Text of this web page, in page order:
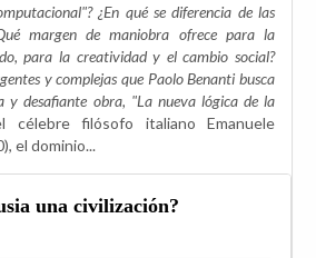
¿En qué se diferencia de las
margen de maniobra ofrece para la
para la creatividad y el cambio social?
y complejas que Paolo Benanti busca
y desafiante obra, "La nueva lógica de la
célebre filósofo italiano Emanuele
el dominio...
una civilización?